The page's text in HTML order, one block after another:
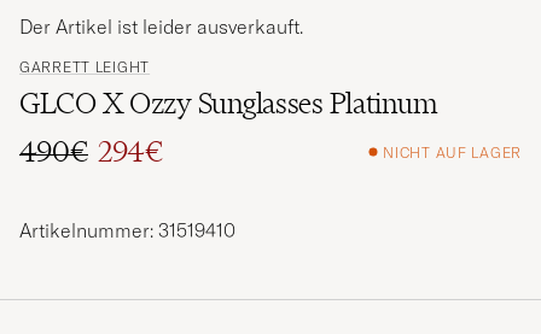
GARRETT LEIGHT
GLCO X Ozzy Sunglasses Platinum
Regulärer Preis
490€
Reduzierter Preis
294€ NICHT AUF LAGER
Der Artikel ist leider ausverkauft.
Artikelnummer: 31519410